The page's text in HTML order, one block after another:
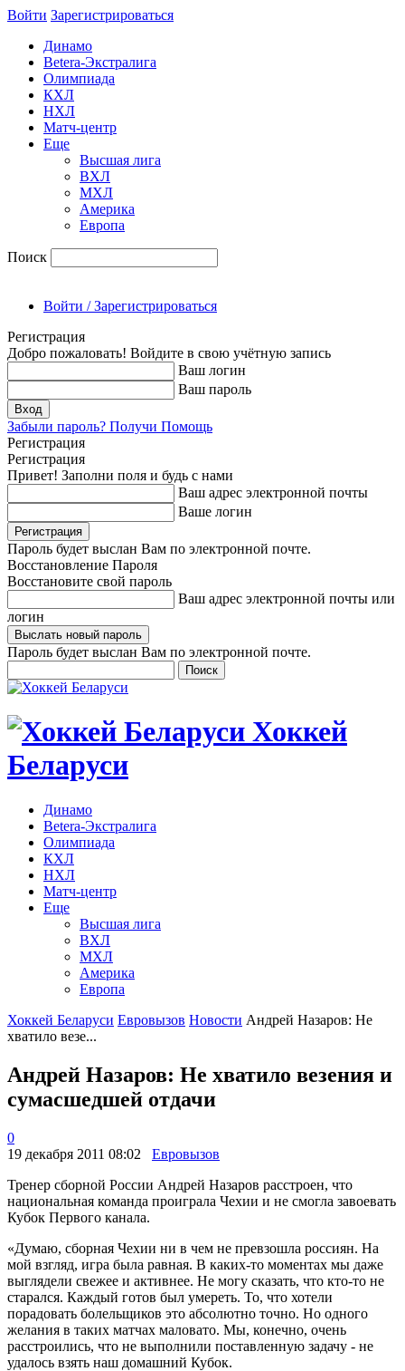
Войти Зарегиcтрироваться
Динамо
Betera-Экстралига
Олимпиада
КХЛ
НХЛ
Матч-центр
Еще
Высшая лига
ВХЛ
МХЛ
Америка
Европа
Поиск
Войти / Зарегистрироваться
Регистрация
Добро пожаловать! Войдите в свою учётную запись
Ваш логин
Ваш пароль
Забыли пароль? Получи Помощь
Регистрация
Регистрация
Привет! Заполни поля и будь с нами
Ваш адрес электронной почты
Ваше логин
Пароль будет выслан Вам по электронной почте.
Восстановление Пароля
Восстановите свой пароль
Ваш адрес электронной почты или
логин
Пароль будет выслан Вам по электронной почте.
Хоккей
Беларуси
Динамо
Betera-Экстралига
Олимпиада
КХЛ
НХЛ
Матч-центр
Еще
Высшая лига
ВХЛ
МХЛ
Америка
Европа
Хоккей Беларуси Евровызов Новости Андрей Назаров: Не
хватило везе...
Андрей Назаров: Не хватило везения и
сумасшедшей отдачи
0
19 декабря 2011 08:02
Евровызов
Тренер сборной России Андрей Назаров расстроен, что
национальная команда проиграла Чехии и не смогла завоевать
Кубок Первого канала.
«Думаю, сборная Чехии ни в чем не превзошла россиян. На
мой взгляд, игра была равная. В каких-то моментах мы даже
выглядели свежее и активнее. Не могу сказать, что кто-то не
старался. Каждый готов был умереть. То, что хотели
порадовать болельщиков это абсолютно точно. Но одного
желания в таких матчах маловато. Мы, конечно, очень
расстроились, что не выполнили поставленную задачу - не
удалось взять наш домашний Кубок.